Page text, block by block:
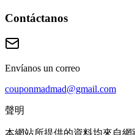
Contáctanos
Envíanos un correo
couponmadmad@gmail.com
聲明